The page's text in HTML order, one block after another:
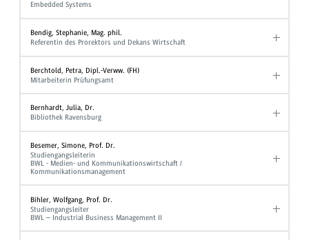
Embedded Systems
Bendig, Stephanie, Mag. phil.
Referentin des Prorektors und Dekans Wirtschaft
Berchtold, Petra, Dipl.-Verww. (FH)
Mitarbeiterin Prüfungsamt
Bernhardt, Julia, Dr.
Bibliothek Ravensburg
Besemer, Simone, Prof. Dr.
Studiengangsleiterin
BWL - Medien- und Kommunikationswirtschaft /
Kommunikationsmanagement
Bihler, Wolfgang, Prof. Dr.
Studiengangsleiter
BWL – Industrial Business Management II